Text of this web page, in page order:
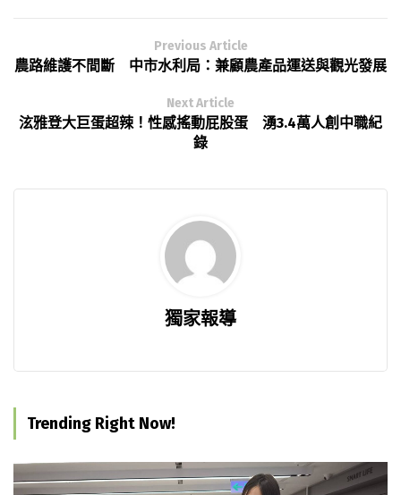
Previous Article
農路維護不間斷 中市水利局：兼顧農產品運送與觀光發展
Next Article
泫雅登大巨蛋超辣！性感搖動屁股蛋 湧3.4萬人創中職紀
錄
獨家報導
Trending Right Now!